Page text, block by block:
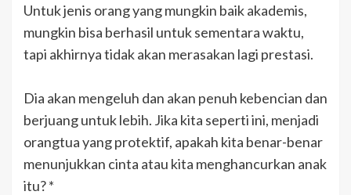
Untuk jenis orang yang mungkin baik akademis,
mungkin bisa berhasil untuk sementara waktu,
tapi akhirnya tidak akan merasakan lagi prestasi.
Dia akan mengeluh dan akan penuh kebencian dan
berjuang untuk lebih. Jika kita seperti ini, menjadi
orangtua yang protektif, apakah kita benar-benar
menunjukkan cinta atau kita menghancurkan anak
itu? *